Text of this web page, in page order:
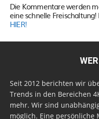
Die Kommentare werden
eine schnelle
HIER!
Seit 2012 berichten wir
Trends in den Bereichen
mehr. Wir sind
möglich. Eine persönliche